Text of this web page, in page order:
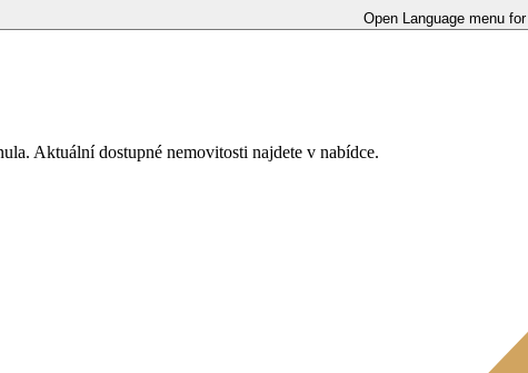
Open Language menu for
Aktuální dostupné nemovitosti najdete v nabídce.